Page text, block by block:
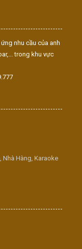
nhu cầu của anh
trong khu vực
Nhà Hàng, Karaoke